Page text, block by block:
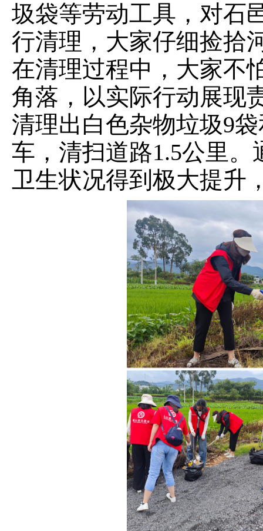
圾袋等劳动工具，对石
行清理，大家仔细捡拾
在清理过程中，大家不
角落，以实际行动展现
清理出白色杂物垃圾9
车，清扫道路1.5公里
卫生状况得到极大提升